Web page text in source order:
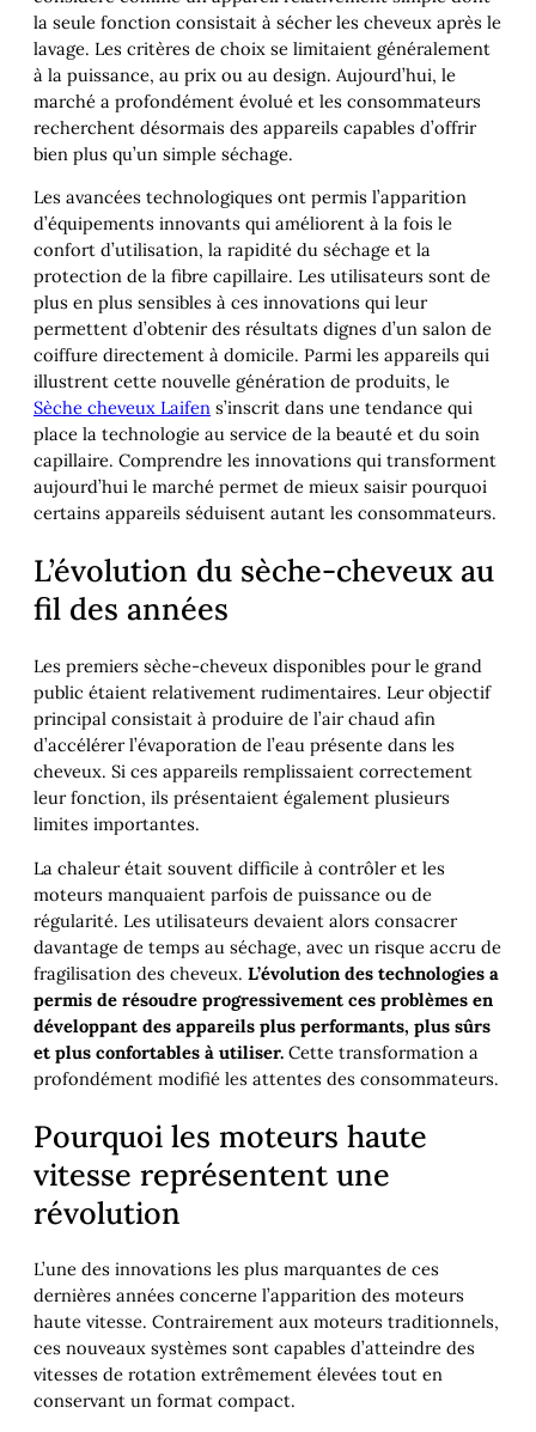
la seule fonction consistait à sécher les cheveux après le
lavage. Les critères de choix se limitaient généralement
à la puissance, au prix ou au design. Aujourd’hui, le
marché a profondément évolué et les consommateurs
recherchent désormais des appareils capables d’offrir
bien plus qu’un simple séchage.
Les avancées technologiques ont permis l’apparition
d’équipements innovants qui améliorent à la fois le
confort d’utilisation, la rapidité du séchage et la
protection de la fibre capillaire. Les utilisateurs sont de
plus en plus sensibles à ces innovations qui leur
permettent d’obtenir des résultats dignes d’un salon de
coiffure directement à domicile. Parmi les appareils qui
illustrent cette nouvelle génération de produits, le
Sèche cheveux Laifen s’inscrit dans une tendance qui
place la technologie au service de la beauté et du soin
capillaire. Comprendre les innovations qui transforment
aujourd’hui le marché permet de mieux saisir pourquoi
certains appareils séduisent autant les consommateurs.
L’évolution du sèche-cheveux au
fil des années
Les premiers sèche-cheveux disponibles pour le grand
public étaient relativement rudimentaires. Leur objectif
principal consistait à produire de l’air chaud afin
d’accélérer l’évaporation de l’eau présente dans les
cheveux. Si ces appareils remplissaient correctement
leur fonction, ils présentaient également plusieurs
limites importantes.
La chaleur était souvent difficile à contrôler et les
moteurs manquaient parfois de puissance ou de
régularité. Les utilisateurs devaient alors consacrer
davantage de temps au séchage, avec un risque accru de
fragilisation des cheveux. L’évolution des technologies a
permis de résoudre progressivement ces problèmes en
développant des appareils plus performants, plus sûrs
et plus confortables à utiliser. Cette transformation a
profondément modifié les attentes des consommateurs.
Pourquoi les moteurs haute
vitesse représentent une
révolution
L’une des innovations les plus marquantes de ces
dernières années concerne l’apparition des moteurs
haute vitesse. Contrairement aux moteurs traditionnels,
ces nouveaux systèmes sont capables d’atteindre des
vitesses de rotation extrêmement élevées tout en
conservant un format compact.